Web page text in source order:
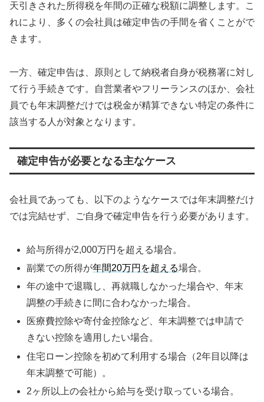
天引きされた所得税を年間の正確な税額に調整します。こ
れにより、多くの会社員は確定申告の手間を省くことがで
きます。
一方、確定申告は、原則として納税者自身が税務署に対し
て行う手続きです。自営業者やフリーランスのほか、会社
員でも年末調整だけでは税金が精算できない特定の条件に
該当する人が対象となります。
確定申告が必要となる主なケース
会社員であっても、以下のようなケースでは年末調整だけ
では完結せず、ご自身で確定申告を行う必要があります。
給与所得が2,000万円を超える場合。
副業での所得が年間20万円を超える場合。
年の途中で退職し、再就職しなかった場合や、年末
調整の手続きに間に合わなかった場合。
医療費控除や寄付金控除など、年末調整では申請で
きない控除を適用したい場合。
住宅ローン控除を初めて利用する場合（2年目以降は
年末調整で可能）。
2ヶ所以上の会社から給与を受け取っている場合。